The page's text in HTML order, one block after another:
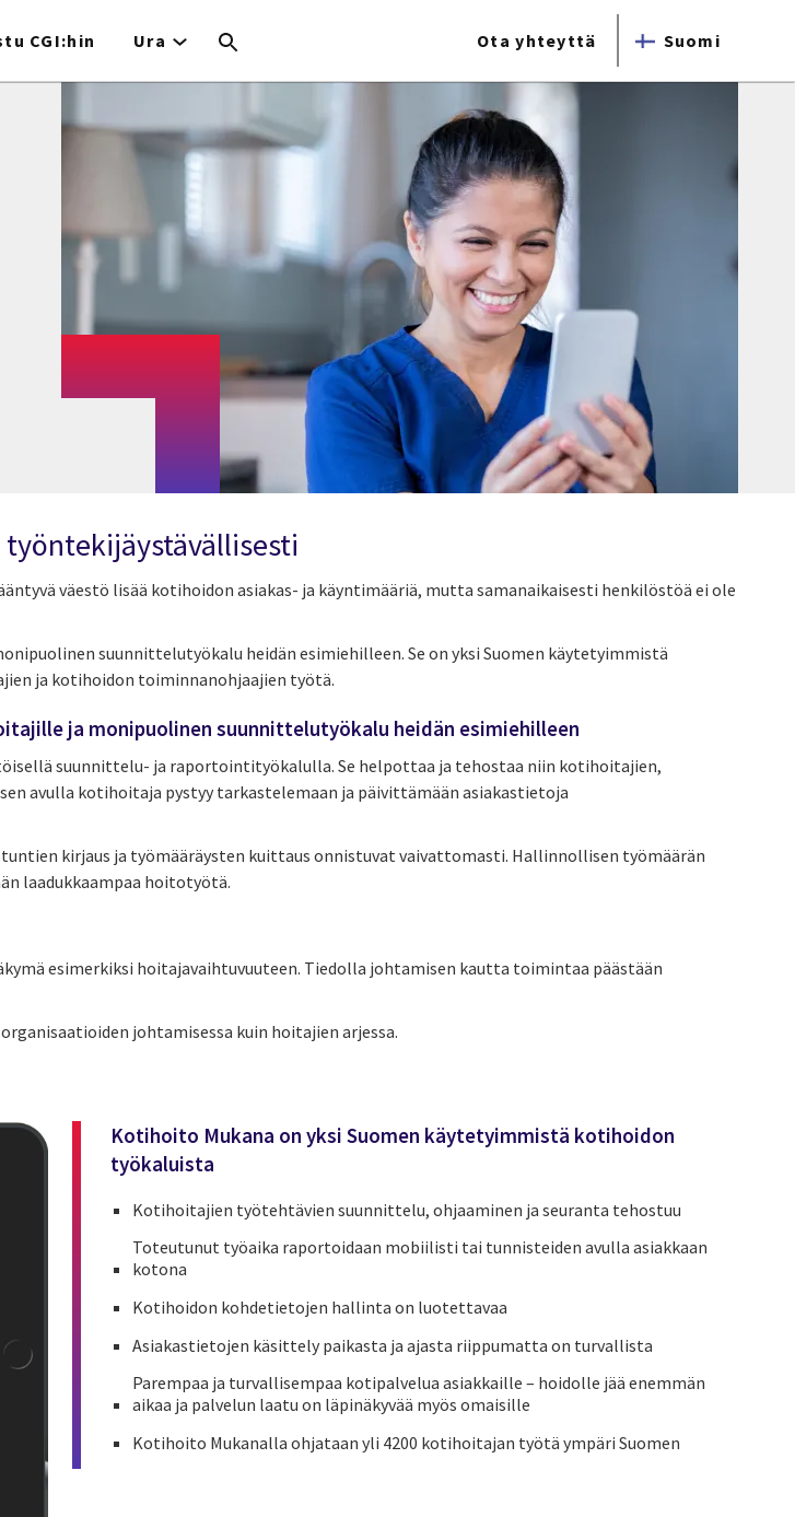
CGI:hin Ura Ota yhteyttä Suomi
väestö lisää kotihoidon asiakas- ja käyntimääriä, mutta samanaikaisesti henkilöstöä ei ole
suunnittelutyökalu heidän esimiehilleen. Se on yksi Suomen käytetyimmistä
ja kotihoidon toiminnanohjaajien työtä.
ja monipuolinen suunnittelutyökalu heidän esimiehilleen
suunnittelu- ja raportointityökalulla. Se helpottaa ja tehostaa niin kotihoitajien,
avulla kotihoitaja pystyy tarkastelemaan ja päivittämään asiakastietoja
kirjaus ja työmääräysten kuittaus onnistuvat vaivattomasti. Hallinnollisen työmäärän
laadukkaampaa hoitotyötä.
esimerkiksi hoitajavaihtuvuuteen. Tiedolla johtamisen kautta toimintaa päästään
johtamisessa kuin hoitajien arjessa.
Kotihoito Mukana on yksi Suomen käytetyimmistä kotihoidon
työkaluista
Kotihoitajien työtehtävien suunnittelu, ohjaaminen ja seuranta tehostuu
Toteutunut työaika raportoidaan mobiilisti tai tunnisteiden avulla asiakkaan
kotona
Kotihoidon kohdetietojen hallinta on luotettavaa
Asiakastietojen käsittely paikasta ja ajasta riippumatta on turvallista
Parempaa ja turvallisempaa kotipalvelua asiakkaille – hoidolle jää enemmän
aikaa ja palvelun laatu on läpinäkyvää myös omaisille
Kotihoito Mukanalla ohjataan yli 4200 kotihoitajan työtä ympäri Suomen